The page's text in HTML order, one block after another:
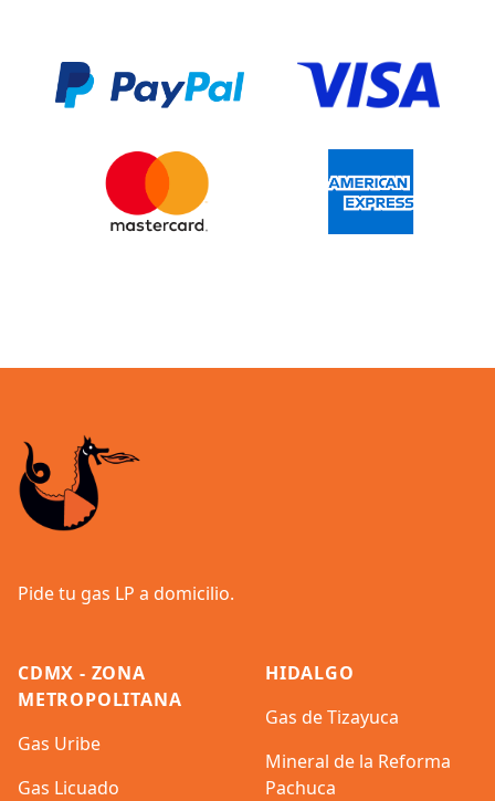
Pide tu gas LP a domicilio.
CDMX - ZONA
METROPOLITANA
Gas Uribe
Gas Licuado
HIDALGO
Gas de Tizayuca
Mineral de la Reforma
Pachuca